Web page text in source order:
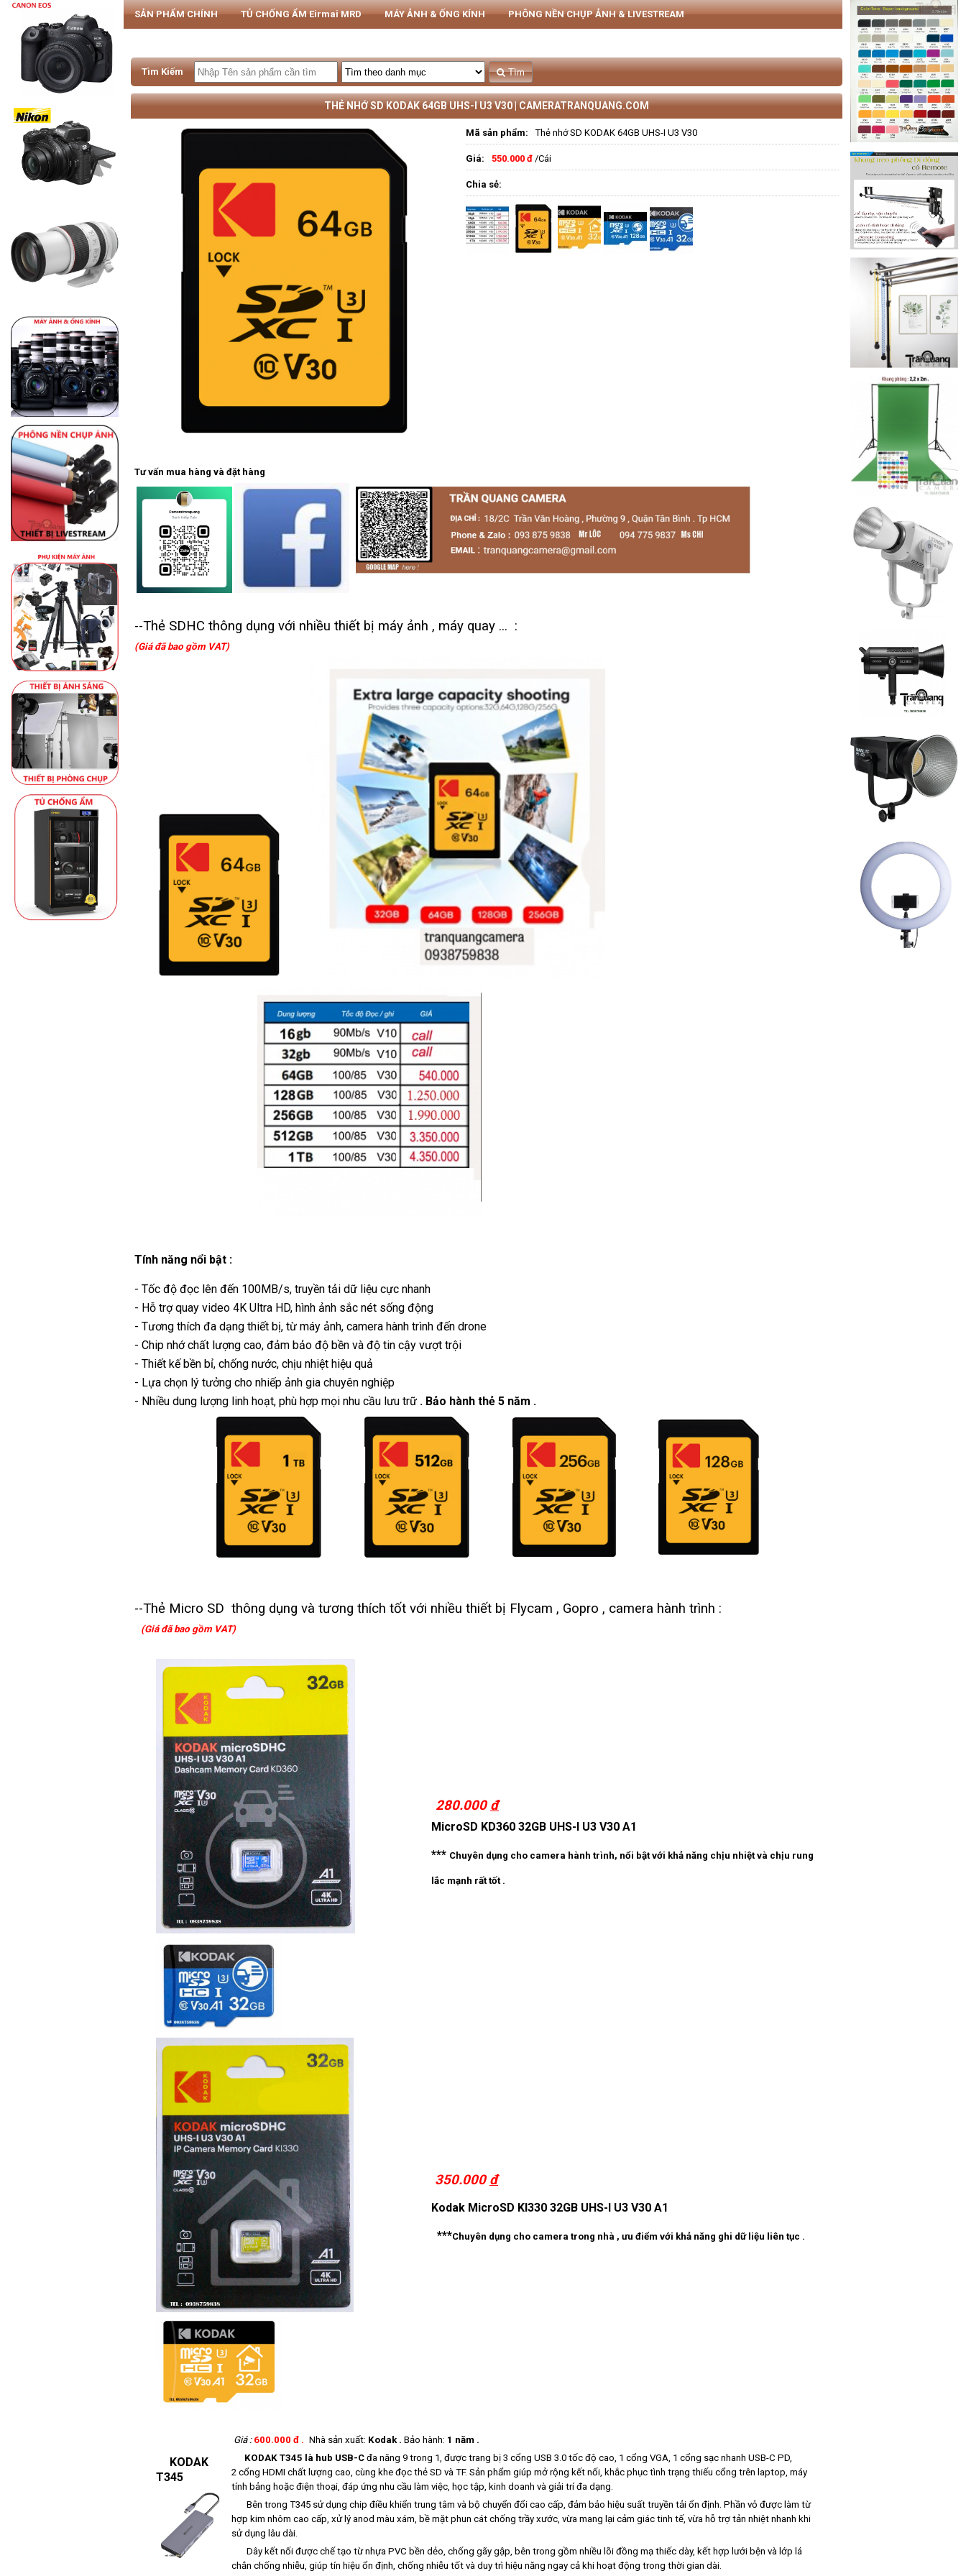
SẢN PHẨM CHÍNH TỦ CHỐNG ẨM Eirmai MRD MÁY ẢNH & ỐNG KÍNH PHÔNG NỀN CHỤP ẢNH & LIVESTREAM
Tìm Kiếm Tìm
THẺ NHỚ SD KODAK 64GB UHS-I U3 V30 | CAMERATRANQUANG.COM
Mã sản phẩm: Thẻ nhớ SD KODAK 64GB UHS-I U3 V30
Giá: 550.000 đ /Cái
Chia sẻ:
Tư vấn mua hàng và đặt hàng
--Thẻ SDHC thông dụng với nhiều thiết bị máy ảnh , máy quay ... :
(Giá đã bao gồm VAT)
Tính năng nổi bật :
- Tốc độ đọc lên đến 100MB/s, truyền tải dữ liệu cực nhanh
- Hỗ trợ quay video 4K Ultra HD, hình ảnh sắc nét sống động
- Tương thích đa dạng thiết bị, từ máy ảnh, camera hành trình đến drone
- Chip nhớ chất lượng cao, đảm bảo độ bền và độ tin cậy vượt trội
- Thiết kế bền bỉ, chống nước, chịu nhiệt hiệu quả
- Lựa chọn lý tưởng cho nhiếp ảnh gia chuyên nghiệp
- Nhiều dung lượng linh hoạt, phù hợp mọi nhu cầu lưu trữ . Bảo hành thẻ 5 năm .
--Thẻ Micro SD thông dụng và tương thích tốt với nhiều thiết bị Flycam , Gopro , camera hành trình :
(Giá đã bao gồm VAT)
280.000 đ
MicroSD KD360 32GB UHS-I U3 V30 A1
*** Chuyên dụng cho camera hành trình, nổi bật với khả năng chịu nhiệt và chịu rung
lắc mạnh rất tốt .
350.000 đ
Kodak MicroSD KI330 32GB UHS-I U3 V30 A1
***Chuyên dụng cho camera trong nhà , ưu điểm với khả năng ghi dữ liệu liên tục .
KODAK
T345
Giá : 600.000 đ . Nhà sản xuất: Kodak . Bảo hành: 1 năm .
KODAK T345 là hub USB-C đa năng 9 trong 1, được trang bị 3 cổng USB 3.0 tốc độ cao, 1 cổng VGA, 1 cổng sạc nhanh USB-C PD,
2 cổng HDMI chất lượng cao, cùng khe đọc thẻ SD và TF. Sản phẩm giúp mở rộng kết nối, khắc phục tình trạng thiếu cổng trên laptop, máy
tính bảng hoặc điện thoại, đáp ứng nhu cầu làm việc, học tập, kinh doanh và giải trí đa dạng.
Bên trong T345 sử dụng chip điều khiển trung tâm và bộ chuyển đổi cao cấp, đảm bảo hiệu suất truyền tải ổn định. Phần vỏ được làm từ
hợp kim nhôm cao cấp, xử lý anod màu xám, bề mặt phun cát chống trầy xước, vừa mang lại cảm giác tinh tế, vừa hỗ trợ tản nhiệt nhanh khi
sử dụng lâu dài.
Dây kết nối được chế tạo từ nhựa PVC bền dẻo, chống gãy gập, bên trong gồm nhiều lõi đồng mạ thiếc dày, kết hợp lưới bện và lớp lá
chắn chống nhiễu, giúp tín hiệu ổn định, chống nhiễu tốt và duy trì hiệu năng ngay cả khi hoạt động trong thời gian dài.